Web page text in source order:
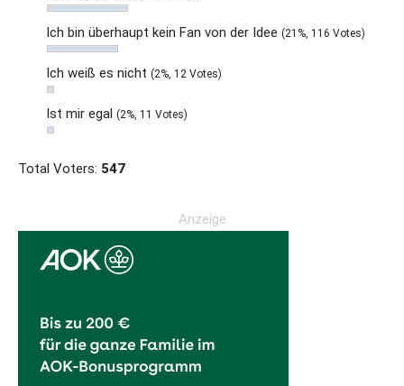
Ich bin überhaupt kein Fan von der Idee (21%, 116 Votes)
Ich weiß es nicht (2%, 12 Votes)
Ist mir egal (2%, 11 Votes)
Total Voters: 547
Anzeige